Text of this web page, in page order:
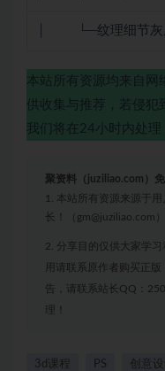
│ └─纹理细节灰
本站所有资源均来自网
供收集与推荐，若侵犯
我们将在24小时内处理
聚资料（juziliao.com）免
1. 本站所有资源来源于
长！（gm@juziliao.com）
2. 分享目的仅供大家学
用请联系原作者购买正
告，请联系站长QQ：
3d课程 PS 创意设